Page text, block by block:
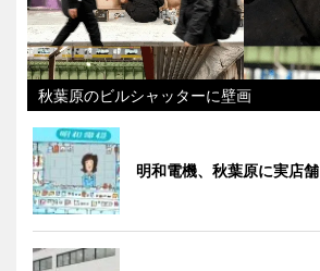
秋葉原のビルシャッターに壁画
明和電機、秋葉原に実店舗